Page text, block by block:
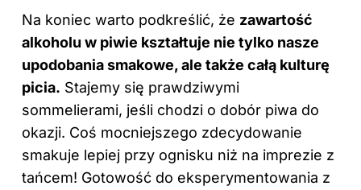
Na koniec warto podkreślić, że zawartość
alkoholu w piwie kształtuje nie tylko nasze
upodobania smakowe, ale także całą kulturę
picia. Stajemy się prawdziwymi
sommelierami, jeśli chodzi o dobór piwa do
okazji. Coś mocniejszego zdecydowanie
smakuje lepiej przy ognisku niż na imprezie z
tańcem! Gotowość do eksperymentowania z